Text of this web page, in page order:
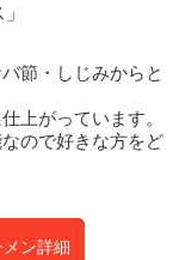
節・しじみからと
上がっています。
ので好きな方をど
ン詳細